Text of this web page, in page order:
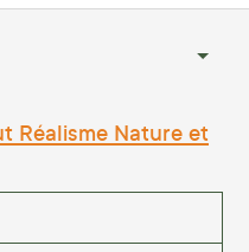
Réalisme Nature et